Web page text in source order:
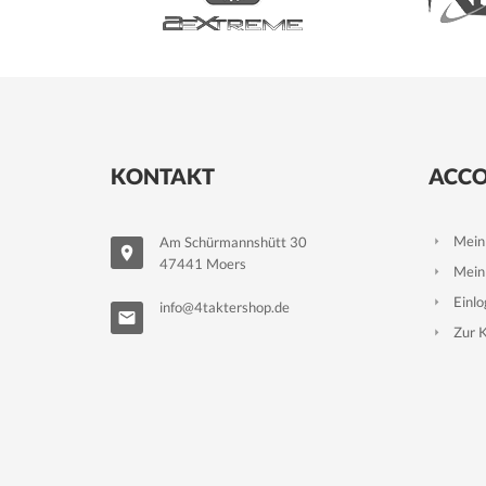
CB 900 F HORNET SC48B 4T LC 02-06
CBF 1000 A SC58B ABS 4T LC 06-12
KONTAKT
Am Schürmannshütt 30
47441 Moers
info@4taktershop.de
Zur